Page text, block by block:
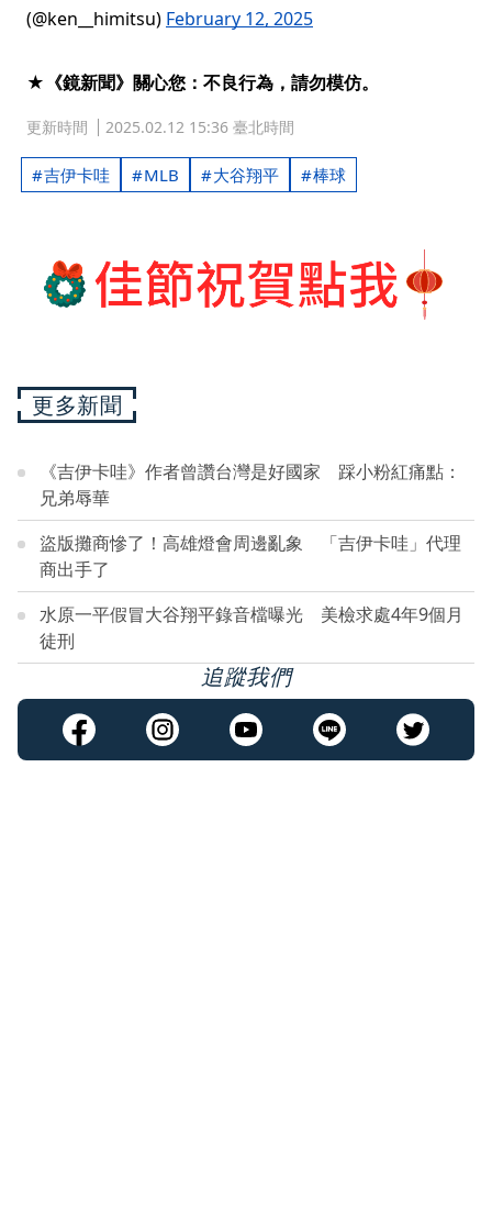
(@ken__himitsu) February 12, 2025
★《鏡新聞》關心您：不良行為，請勿模仿。
更新時間 2025.02.12 15:36 臺北時間
吉伊卡哇 MLB 大谷翔平 棒球
更多新聞
《吉伊卡哇》作者曾讚台灣是好國家 踩小粉紅痛點：
兄弟辱華
盜版攤商慘了！高雄燈會周邊亂象 「吉伊卡哇」代理
商出手了
水原一平假冒大谷翔平錄音檔曝光 美檢求處4年9個月
徒刑
追蹤我們